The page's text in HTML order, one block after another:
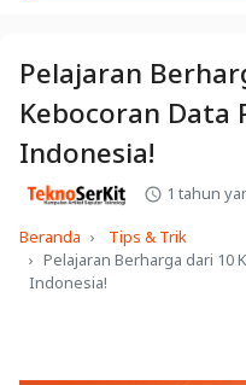
Pelajaran
Kebocoran Data
Indonesia!
1 tahun
Beranda
Tips & Trik
Pelajaran Berharga dari 10
Indonesia!